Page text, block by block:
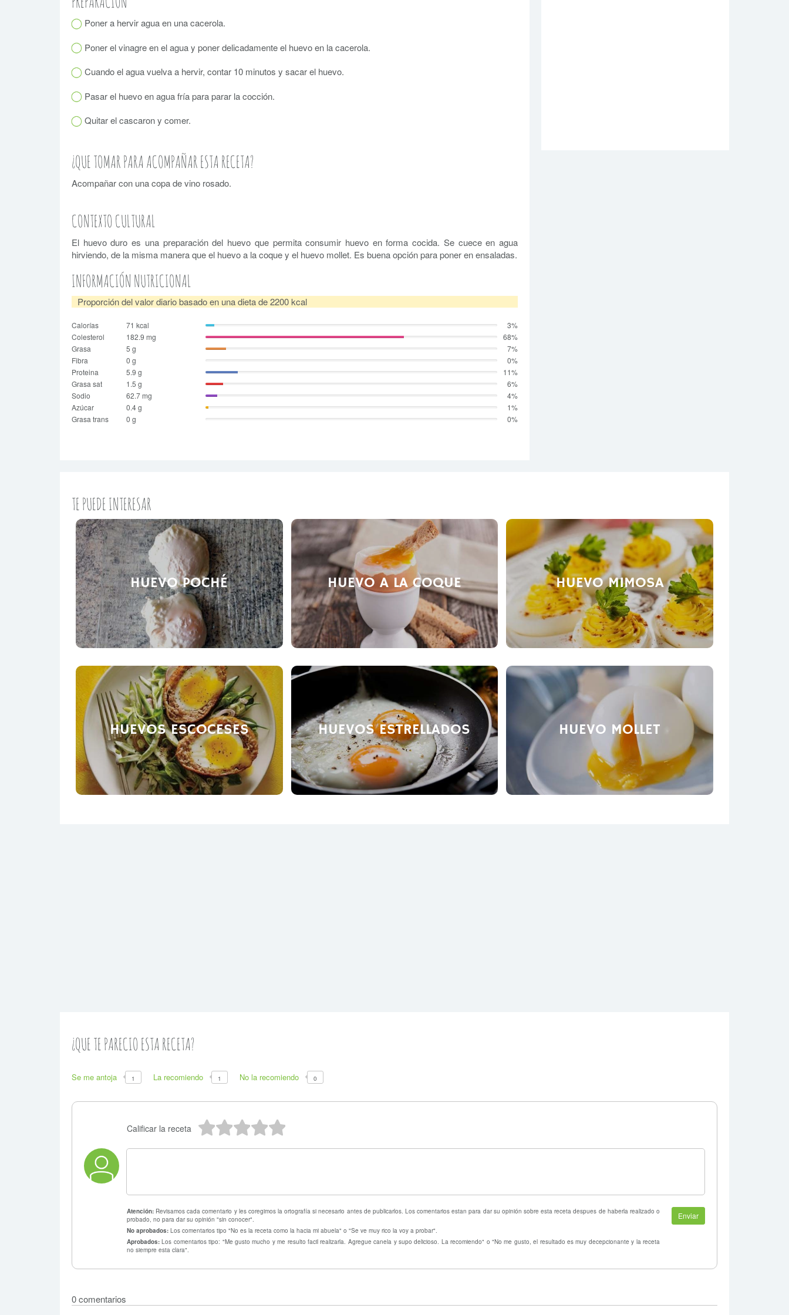
Poner a hervir agua en una cacerola.
Poner el vinagre en el agua y poner delicadamente el huevo en la cacerola.
Cuando el agua vuelva a hervir, contar 10 minutos y sacar el huevo.
Pasar el huevo en agua fría para parar la cocción.
Quitar el cascaron y comer.
¿QUE TOMAR PARA ACOMPAÑAR ESTA RECETA?
Acompañar con una copa de vino rosado.
CONTEXTO CULTURAL
El huevo duro es una preparación del huevo que permita consumir huevo en forma cocida. Se cuece en agua
hirviendo, de la misma manera que el huevo a la coque y el huevo mollet. Es buena opción para poner en ensaladas.
INFORMACIÓN NUTRICIONAL
Proporción del valor diario basado en una dieta de 2200 kcal
Calorías 71 kcal
3%
Colesterol
182.9 mg
68%
Grasa
5 g
7%
Fibra
0 g
0%
Proteina
5.9 g
11%
Grasa sat
1.5 g
6%
Sodio
62.7 mg
4%
Azúcar
0.4 g
1%
Grasa trans
0 g 0%
TE PUEDE INTERESAR
HUEVO POCHÉ HUEVO A LA COQUE HUEVO MIMOSA
HUEVOS ESCOCESES HUEVOS ESTRELLADOS HUEVO MOLLET
¿QUE TE PARECIO ESTA RECETA?
Se me antoja 1 La recomiendo 1 No la recomiendo 0
Calificar la receta 2 estrellas
3 estrellas
4 estrellas
5 estrellas
Atención: Revisamos cada comentario y les coregimos la ortografía si necesario antes de publicarlos. Los comentarios estan para dar su opinión sobre esta receta despues de haberla realizado o
probado, no para dar su opinión "sin conocer".
No aprobados: Los comentarios tipo "No es la receta como la hacia mi abuela" o "Se ve muy rico la voy a probar".
Aprobados:Los comentarios tipo: "Me gusto mucho y me resulto facil realizarla. Agregue canela y supo delicioso. La recomiendo" o "No me gusto, el resultado es muy decepcionante y la receta
no siempre esta clara".
0 comentarios